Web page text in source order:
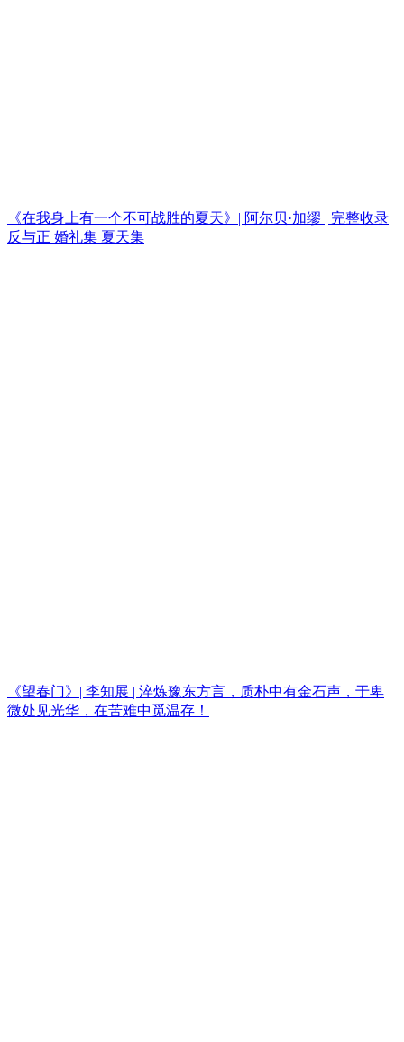
《在我身上有一个不可战胜的夏天》| 阿尔贝·加缪 | 完整收录
反与正 婚礼集 夏天集
《望春门》| 李知展 | 淬炼豫东方言，质朴中有金石声，于卑
微处见光华，在苦难中觅温存！